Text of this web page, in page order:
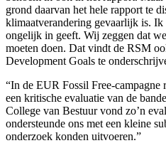
grond daarvan het hele rapport te
klimaatverandering gevaarlijk is.
ongelijk in geeft. Wij zeggen dat
moeten doen. Dat vindt de RSM
Development Goals te
“In de EUR Fossil Free-
een kritische evaluatie van de
College van Bestuur vond zo’n
ondersteunde ons met een kleine
onderzoek konden uitvoeren.”